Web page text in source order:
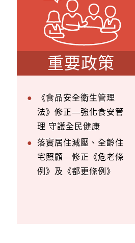
重要政策
《食品安全衛生管理
法》修正—強化食安管
理 守護全民健康
落實居住減壓、全齡住
宅照顧—修正《危老條
例》及《都更條例》